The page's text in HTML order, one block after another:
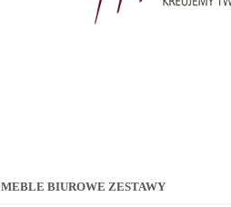
MEBLE BIUROWE ZESTAWY